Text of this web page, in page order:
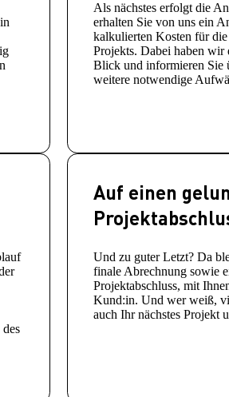
Als nächstes erfolgt die
erhalten Sie von uns ein
kalkulierten Kosten für
Projekts. Dabei haben wir
Blick und informieren Sie
weitere notwendige
Auf einen
Und zu guter Letzt? Da
finale Abrechnung sowie
Projektabschluss, mit
Kund:in. Und wer weiß,
auch Ihr nächstes Projekt